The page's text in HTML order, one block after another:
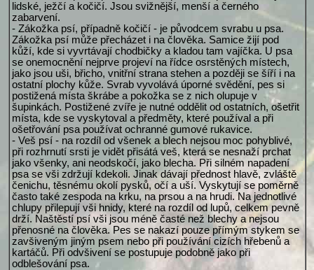
lidské, ježčí a kočičí. Jsou svižnější, menší a černého
zabarvení.
- Zákožka psí, případně kočičí - je původcem svrabu u psa.
Zákožka psí může přecházet i na člověka. Samice žijí pod
kůží, kde si vyvrtávají chodbičky a kladou tam vajíčka. U psa
se onemocnění nejprve projeví na řídce osrstěných místech,
jako jsou uši, břicho, vnitřní strana stehen a později se šíří i na
ostatní plochy kůže. Svrab vyvolává úporné svědění, pes si
postižená místa škrábe a pokožka se z nich olupuje v
šupinkách. Postižené zvíře je nutné oddělit od ostatních, ošetřit
místa, kde se vyskytoval a předměty, které používal a při
ošetřování psa používat ochranné gumové rukavice.
- Veš psí - na rozdíl od všenek a blech nejsou moc pohyblivé,
při rozhrnutí srsti je vidět přisátá veš, která se nesnaží prchat
jako všenky, ani neodskočí, jako blecha. Při silném napadení
psa se vši zdržují kdekoli. Jinak dávají přednost hlavě, zvláště
čenichu, těsnému okolí pysků, očí a uší. Vyskytují se poměrně
často také zespoda na krku, na prsou a na hrudi. Na jednotlivé
chlupy přilepují vši hnidy, které na rozdíl od lupů, celkem pevně
drží. Naštěstí psí vši jsou méně časté než blechy a nejsou
přenosné na člověka. Pes se nakazí pouze přímým stykem se
zavšiveným jiným psem nebo při používání cizích hřebenů a
kartáčů. Při odvšivení se postupuje podobně jako při
odblešování psa.